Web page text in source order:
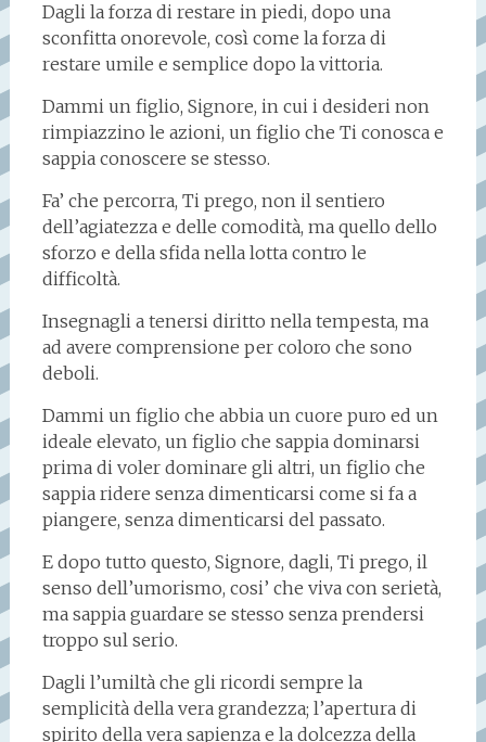
Dagli la forza di restare in piedi, dopo una
sconfitta onorevole, così come la forza di
restare umile e semplice dopo la vittoria.
Dammi un figlio, Signore, in cui i desideri non
rimpiazzino le azioni, un figlio che Ti conosca e
sappia conoscere se stesso.
Fa’ che percorra, Ti prego, non il sentiero
dell’agiatezza e delle comodità, ma quello dello
sforzo e della sfida nella lotta contro le
difficoltà.
Insegnagli a tenersi diritto nella tempesta, ma
ad avere comprensione per coloro che sono
deboli.
Dammi un figlio che abbia un cuore puro ed un
ideale elevato, un figlio che sappia dominarsi
prima di voler dominare gli altri, un figlio che
sappia ridere senza dimenticarsi come si fa a
piangere, senza dimenticarsi del passato.
E dopo tutto questo, Signore, dagli, Ti prego, il
senso dell’umorismo, cosi’ che viva con serietà,
ma sappia guardare se stesso senza prendersi
troppo sul serio.
Dagli l’umiltà che gli ricordi sempre la
semplicità della vera grandezza; l’apertura di
spirito della vera sapienza e la dolcezza della